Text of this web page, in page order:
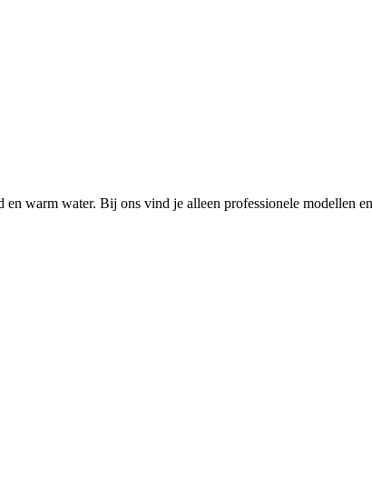
warm water. Bij ons vind je alleen professionele modellen